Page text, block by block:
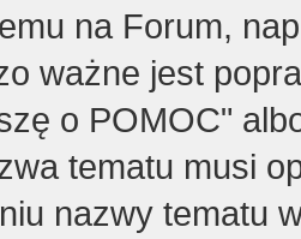
na Forum,
ważne jest
o POMOC"
tematu musi
nazwy tematu